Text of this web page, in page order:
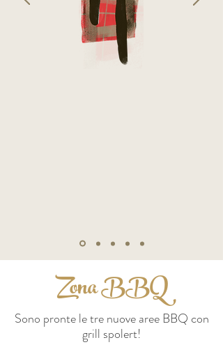
Zona BBQ
Sono pronte le tre nuove aree BBQ con
grill spolert!